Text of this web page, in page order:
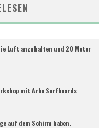
Luft anzuhalten und 20 Meter
mit Arbo Surfboards
auf dem Schirm haben.